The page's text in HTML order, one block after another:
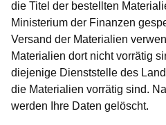
die Titel der bestellten
Ministerium der Finanzen
Versand der Materialien
Materialien dort nicht vorrätig
diejenige Dienststelle des
die Materialien vorrätig sind.
werden Ihre Daten gelöscht.